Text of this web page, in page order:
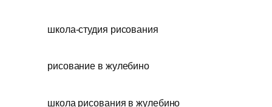
школа-студия рисования
рисование в жулебино
школа рисования в жулебино